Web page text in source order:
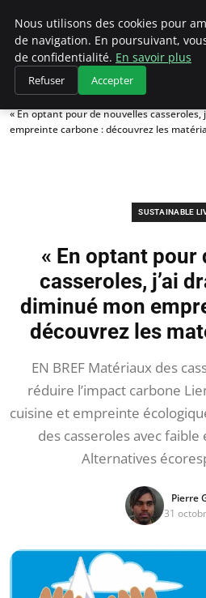
Accueil
Sustainable Living
« En optant pour de nouvelles
empreinte carbone : découvrez les
SUSTAINABLE
« En optant pour
casseroles, j’ai
diminué mon
découvrez les
EN BREF Matériaux des
réduire l’impact carbone
cuisine et empreinte
des casseroles avec
Alternatives
Pierre
31
Nous utilisons des cookies pour
de navigation. En poursuivant,
de confidentialité. En savoir plus
Refuser Accepter